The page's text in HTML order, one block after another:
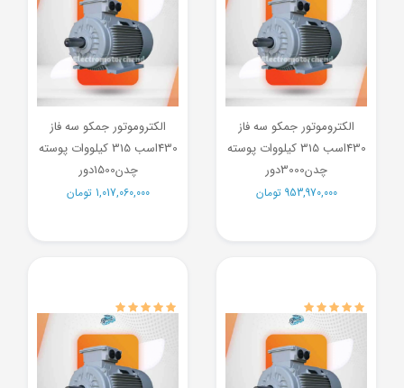
الکتروموتور جمکو سه فاز
430اسب 315 کیلووات پوسته
چدن3000دور
953,970,000 تومان
الکتروموتور جمکو سه فاز
430اسب 315 کیلووات پوسته
چدن1500دور
1,017,060,000 تومان